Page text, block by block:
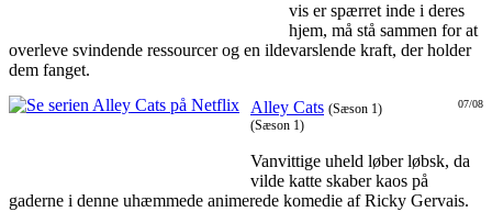
vis er spærret inde i deres
hjem, må stå sammen for at
overleve svindende ressourcer og en ildevarslende kraft, der holder
dem fanget.
07/08
Alley Cats (Sæson 1)
(Sæson 1)
Vanvittige uheld løber løbsk, da
vilde katte skaber kaos på
gaderne i denne uhæmmede animerede komedie af Ricky Gervais.